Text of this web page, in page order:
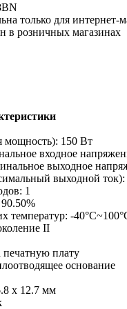
только для интернет-
в розничных магазинах
мощность): 150 Вт
входное
выходное
выходной
1
температур: -
II
плату
основание
x 12.7 мм